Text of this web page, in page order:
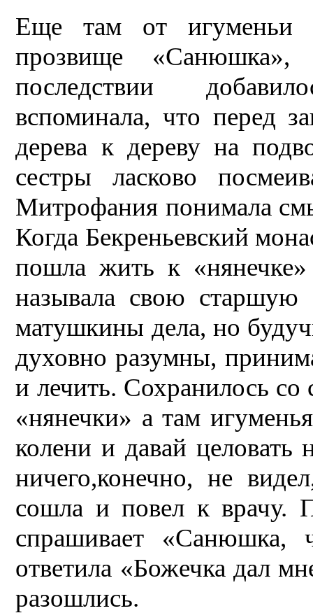
Еще там от игуменьи
прозвище
последствии
вспоминала, что перед
дерева к дереву на
сестры ласково
Митрофания понимала
Когда Бекреньевский
пошла жить к
называла свою старшую
матушкины дела, но
духовно разумны,
и лечить. Сохранилось
«нянечки» а там
колени и давай
ничего,конечно, не
сошла и повел к врачу.
спрашивает
ответила «Божечка дал
разошлись.